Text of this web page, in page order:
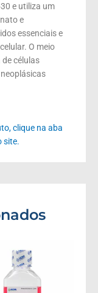
e utiliza um
e
essenciais e
O meio
células
clique na aba
site.